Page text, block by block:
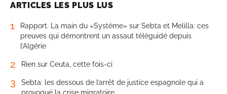
ARTICLES LES PLUS LUS
1
Rapport. La main du «Système» sur Sebta et Melilla: ces
preuves qui démontrent un assaut téléguidé depuis
l’Algérie
2 Rien sur Ceuta, cette fois-ci
3
Sebta: les dessous de l’arrêt de justice espagnole qui a